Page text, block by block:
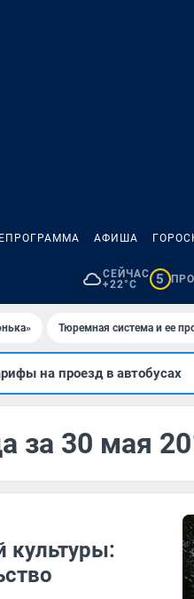
АФИША
СЕЙЧАС
+22°C
5
Тюремная система и ее
на проезд в автобусах
за 30 мая
культуры: